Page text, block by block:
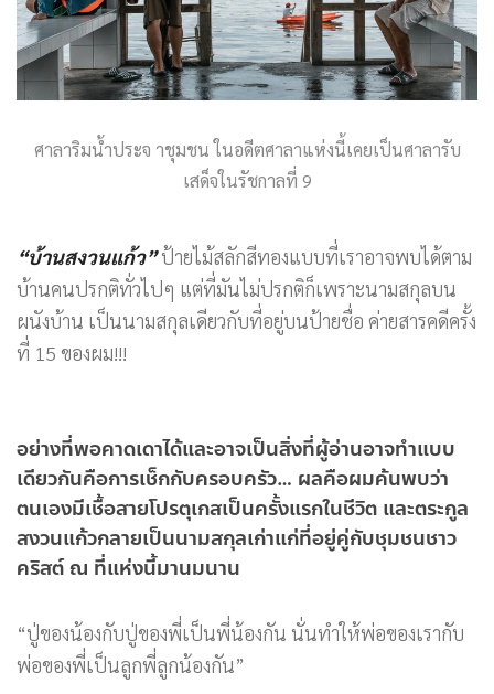
ศาลาริมน้ำประจ าชุมชน ในอดีตศาลาแห่งนี้เคยเป็นศาลารับ
เสด็จในรัชกาลที่ 9
“บ้านสงวนแก้ว”ป้ายไม้สลักสีทองแบบที่เราอาจพบได้ตาม
บ้านคนปรกติทั่วไปๆ แต่ที่มันไม่ปรกติก็เพราะนามสกุลบน
ผนังบ้าน เป็นนามสกุลเดียวกับที่อยู่บนป้ายชื่อ ค่ายสารคดีครั้ง
ที่ 15 ของผม!!!
อย่างที่พอคาดเดาได้และอาจเป็นสิ่งที่ผู้อ่านอาจทำแบบ
เดียวกันคือการเช็กกับครอบครัว… ผลคือผมค้นพบว่า
ตนเองมีเชื้อสายโปรตุเกสเป็นครั้งแรกในชีวิต และตระกูล
สงวนแก้วกลายเป็นนามสกุลเก่าแก่ที่อยู่คู่กับชุมชนชาว
คริสต์ ณ ที่แห่งนี้มานมนาน
“ปู่ของน้องกับปู่ของพี่เป็นพี่น้องกัน นั่นทำให้พ่อของเรากับ
พ่อของพี่เป็นลูกพี่ลูกน้องกัน”